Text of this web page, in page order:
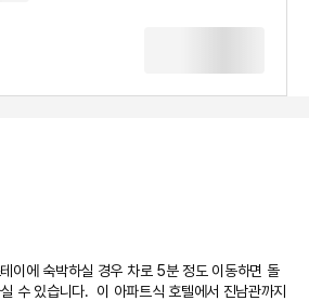
이에 숙박하실 경우 차로 5분 정도 이동하면 돌
수 있습니다.  이 아파트식 호텔에서 진남관까지